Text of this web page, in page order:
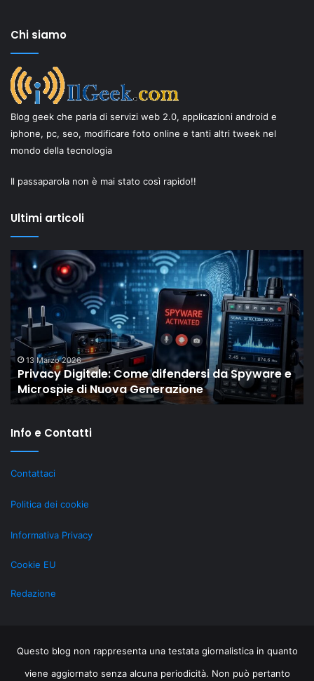
Chi siamo
Blog geek che parla di servizi web 2.0, applicazioni android e
iphone, pc, seo, modificare foto online e tanti altri tweek nel
mondo della tecnologia
Il passaparola non è mai stato così rapido!!
Ultimi articoli
e
“New
Old”
Drop
di
Shaiya
mostra
come
gli
MMO
storici
rilevanti
LiveOps
18 Febbraio 2026
Il “New Old” Drop di Shaiya mostra come gli
MMO storici restano rilevanti grazie al LiveOps
Info e Contatti
Contattaci
Politica dei cookie
Informativa Privacy
Cookie EU
Redazione
Questo blog non rappresenta una testata giornalistica in quanto
viene aggiornato senza alcuna periodicità. Non può pertanto